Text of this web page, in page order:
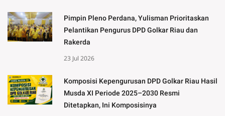
Pimpin Pleno Perdana, Yulisman Prioritaskan
Pelantikan Pengurus DPD Golkar Riau dan
Rakerda
23 Jul 2026
Komposisi Kepengurusan DPD Golkar Riau Hasil
Musda XI Periode 2025–2030 Resmi
Ditetapkan, Ini Komposisinya